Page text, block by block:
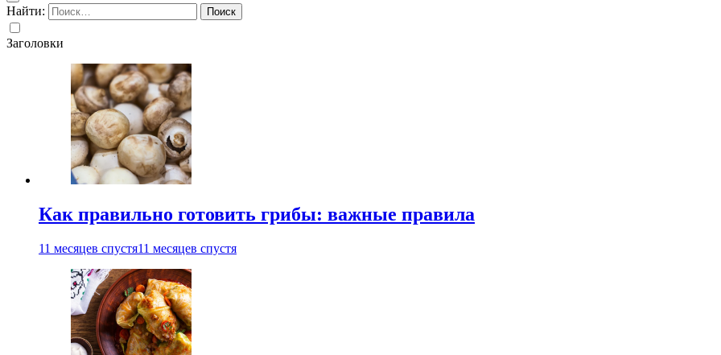
Найти:
Заголовки
Как правильно готовить грибы: важные правила
11 месяцев спустя11 месяцев спустя